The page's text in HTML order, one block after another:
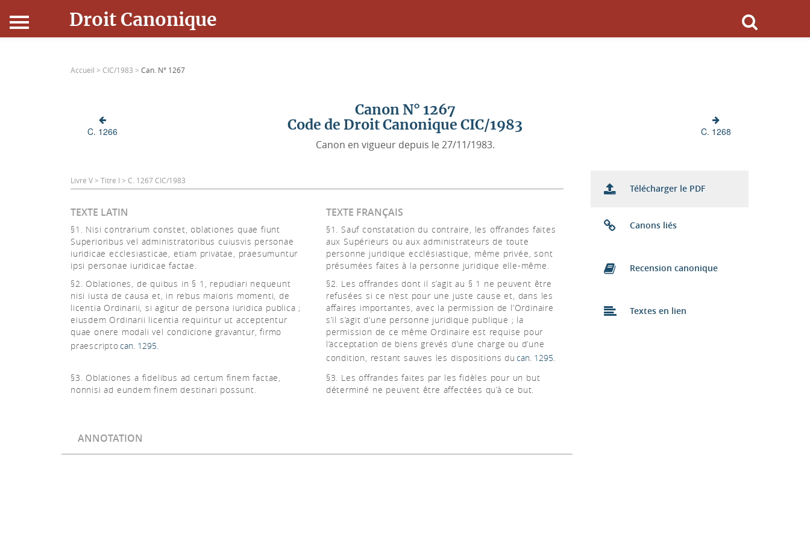
Droit Canonique
Connexion
Accueil > CIC/1983 > Can. N° 1267
C. 1266
Canon N° 1267
Code de Droit Canonique CIC/1983
Canon en vigueur depuis le 27/11/1983.
C. 1268
Livre V > Titre I > C. 1267 CIC/1983
TEXTE LATIN TEXTE FRANÇAIS
§1. Nisi contrarium constet, oblationes quae fiunt
Superioribus vel administratoribus cuiusvis personae
iuridicae ecclesiasticae, etiam privatae, praesumuntur
ipsi personae iuridicae factae.
§1. Sauf constatation du contraire, les offrandes faites
aux Supérieurs ou aux administrateurs de toute
personne juridique ecclésiastique, même privée, sont
présumées faites à la personne juridique elle-même.
§2. Oblationes, de quibus in § 1, repudiari nequeunt
nisi iusta de causa et, in rebus maioris momenti, de
licentia Ordinarii, si agitur de persona iuridica publica ;
eiusdem Ordinarii licentia requiritur ut acceptentur
quae onere modali vel condicione gravantur, firmo
praescriptocan. 1295.
§2. Les offrandes dont il s’agit au § 1 ne peuvent être
refusées si ce n’est pour une juste cause et, dans les
affaires importantes, avec la permission de l’Ordinaire
s’il s’agit d’une personne juridique publique ; la
permission de ce même Ordinaire est requise pour
l’acceptation de biens grevés d’une charge ou d’une
condition, restant sauves les dispositions du can. 1295.
§3. Oblationes a fidelibus ad certum finem factae,
nonnisi ad eundem finem destinari possunt.
§3. Les offrandes faites par les fidèles pour un but
déterminé ne peuvent être affectées qu’à ce but.
ANNOTATION
Télécharger le PDF
Canons liés
Recension canonique
Textes en lien